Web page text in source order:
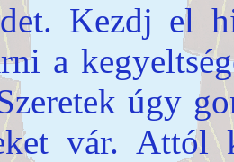
Kezdj el
a
úgy
vár. Attól